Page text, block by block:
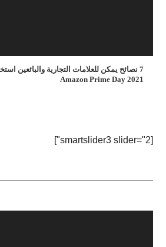
7 نصائح يمكن للعلامات التجارية والبائعين
Amazon Prime Day 2021
[smartslider3 slider="2"]